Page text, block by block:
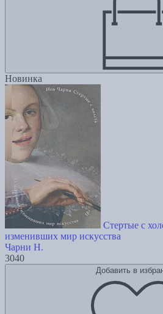
Новинка
Стертые с
изменивших мир искусства
Чарни Н.
3040
Добавить в